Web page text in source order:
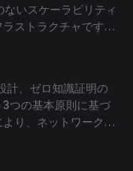
いスケーラビリティ
ストラクチャです。
を活用し、セキュリ
を最適化していま
計、ゼロ知識証明の
つの基本原則に基づ
り、ネットワークは
あたり10万件を超え
コルはコミュニティ